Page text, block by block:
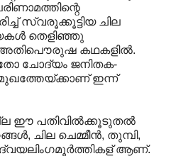
സ്വരൂക്കൂട്ടിയ ചില
തെളിഞ്ഞു
കഥകളില്‍.
ചോദ്യം ജനിതക-
ഇന്ന്
ഈ പതിവില്‍ക്കൂടുതല്‍
ചില ചെമ്മീന്‍, തുമ്പി,
ദ്വയലിംഗമൂര്‍ത്തികള് ആണ്.